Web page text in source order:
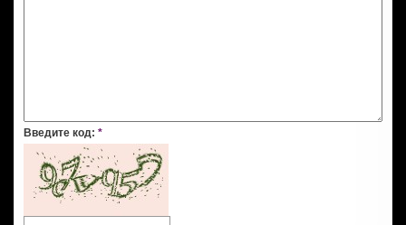
Введите код: *